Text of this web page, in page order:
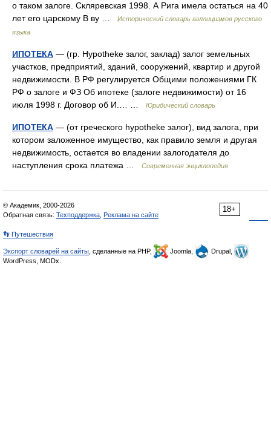
о таком залоге. Скляревская 1998. А Рига имела остаться на 40
лет его царскому В ву …
Исторический словарь галлицизмов русского
языка
ИПОТЕКА — (гр. Hypotheke залог, заклад) залог земельных
участков, предприятий, зданий, сооружений, квартир и другой
недвижимости. В РФ регулируется Общими положениями ГК
РФ о залоге и ФЗ Об ипотеке (залоге недвижимости) от 16
июля 1998 г. Договор об И.… …
Юридический словарь
ИПОТЕКА — (от греческого hypotheke залог), вид залога, при
котором заложенное имущество, как правило земля и другая
недвижимость, остается во владении залогодателя до
наступления срока платежа …
Современная энциклопедия
18+
© Академик, 2000-2026
Обратная связь: Техподдержка Реклама на сайте
👣 Путешествия
Экспорт словарей на сайты , сделанные на PHP, Joomla,
Drupal,
WordPress, MODx.